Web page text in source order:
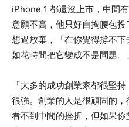
iPhone 1 都還沒上市，中間
意願不高，他只好自掏腰包
想過放棄，「在你覺得撐不
如花時間把它變成不是問題。」
「大多的成功創業家都很堅
很強。創業的人是很頑固的
看不到中間的挫折，但如果